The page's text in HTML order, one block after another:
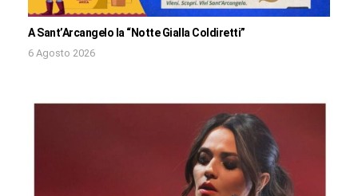
A Sant’Arcangelo la “Notte Gialla Coldiretti”
6 Agosto 2026